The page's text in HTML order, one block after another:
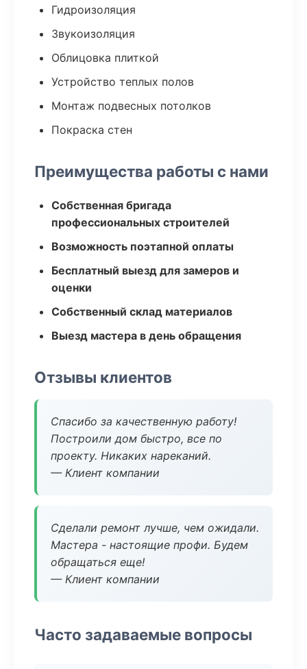
Гидроизоляция
Звукоизоляция
Облицовка плиткой
Устройство теплых полов
Монтаж подвесных потолков
Покраска стен
Преимущества работы с нами
Собственная бригада
профессиональных строителей
Возможность поэтапной оплаты
Бесплатный выезд для замеров и
оценки
Собственный склад материалов
Выезд мастера в день обращения
Отзывы клиентов
Спасибо за качественную работу!
Построили дом быстро, все по
проекту. Никаких нареканий.
— Клиент компании
Сделали ремонт лучше, чем ожидали.
Мастера - настоящие профи. Будем
обращаться еще!
— Клиент компании
Часто задаваемые вопросы